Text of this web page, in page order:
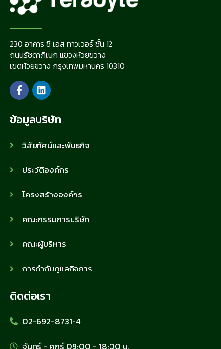
230 อาคาร ซี เอส ทาวเวอร์ ชั้น 12
ถนนรัชดาภิเษก แขวงห้วยขวาง
เขตห้วยขวาง กรุงเทพมหานคร 10310
ข้อมูลบริษัท
วิสัยทัศน์และพันธกิจ
ประวัติองค์กร
โครงสร้างองค์กร
คณะกรรมการบริษัท
คณะผู้บริหาร
การกำกับดูแลกิจการ
ติดต่อเรา
02-692-8731-4
จันทร์ - ศุกร์ 09:00 - 18:00 น.